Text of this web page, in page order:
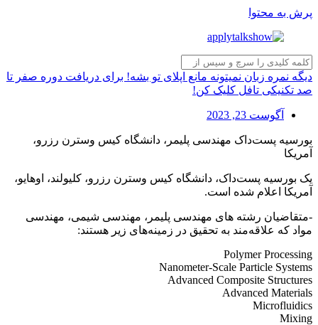
پرش به محتوا
دیگه نمره زبان نمیتونه مانع اپلای تو بشه! برای دریافت دوره صفر تا
صد تکنیکی تافل کلیک کن!
آگوست 23, 2023
بورسیه پست‌داک مهندسی پلیمر، دانشگاه کیس وسترن رزرو،
آمریکا
یک بورسیه پست‌داک، دانشگاه کیس وسترن رزرو، کلیولند، اوهایو،
آمریکا اعلام شده است.
-متقاضیان رشته های مهندسی پلیمر، مهندسی شیمی، مهندسی
مواد که علاقه‌مند به تحقیق در زمینه‌های زیر هستند:
Polymer Processing
Nanometer-Scale Particle Systems
Advanced Composite Structures
Advanced Materials
Microfluidics
Mixing